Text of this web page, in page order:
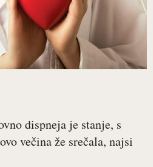
dispneja je stanje, s
večina že srečala, najsi